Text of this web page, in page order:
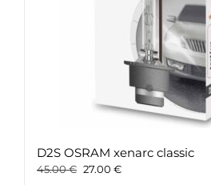
D2S OSRAM xenarc classic
45.00€ Original
27.00 €Current